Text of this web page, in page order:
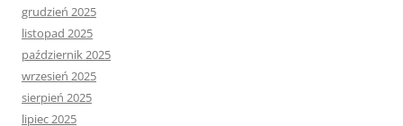
grudzień 2025
listopad 2025
październik 2025
wrzesień 2025
sierpień 2025
lipiec 2025